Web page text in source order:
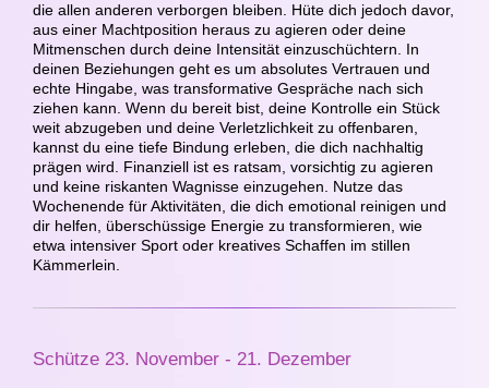
die allen anderen verborgen bleiben. Hüte dich jedoch davor,
aus einer Machtposition heraus zu agieren oder deine
Mitmenschen durch deine Intensität einzuschüchtern. In
deinen Beziehungen geht es um absolutes Vertrauen und
echte Hingabe, was transformative Gespräche nach sich
ziehen kann. Wenn du bereit bist, deine Kontrolle ein Stück
weit abzugeben und deine Verletzlichkeit zu offenbaren,
kannst du eine tiefe Bindung erleben, die dich nachhaltig
prägen wird. Finanziell ist es ratsam, vorsichtig zu agieren
und keine riskanten Wagnisse einzugehen. Nutze das
Wochenende für Aktivitäten, die dich emotional reinigen und
dir helfen, überschüssige Energie zu transformieren, wie
etwa intensiver Sport oder kreatives Schaffen im stillen
Kämmerlein.
Schütze 23. November - 21. Dezember